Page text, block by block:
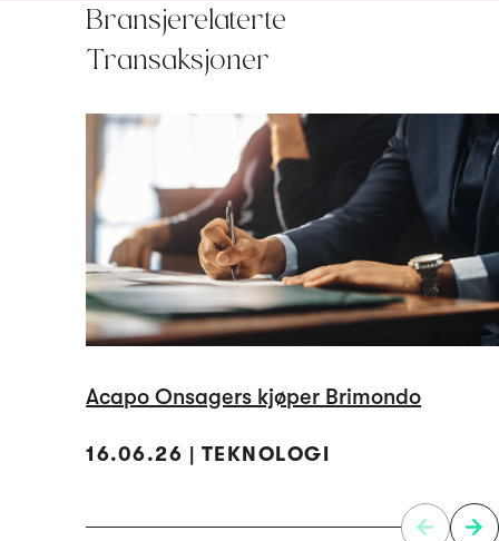
Bransjerelaterte
Transaksjoner
Acapo Onsagers kjøper Brimondo
16.06.26 | TEKNOLOGI